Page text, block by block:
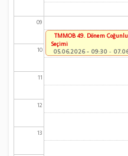
09
10
11
12
13
TMMOB 49. Dönem
Seçimi
05.06.2026 - 09:30 -